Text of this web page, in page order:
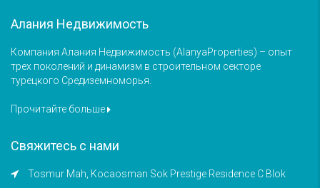
Алания Недвижимость
Компания Алания Недвижимость (AlanyaProperties) – опыт
трех поколений и динамизм в строительном секторе
турецкого Средиземноморья.
Прочитайте больше
Свяжитесь с нами
Tosmur Mah, Kocaosman Sok Prestige Residence C Blok